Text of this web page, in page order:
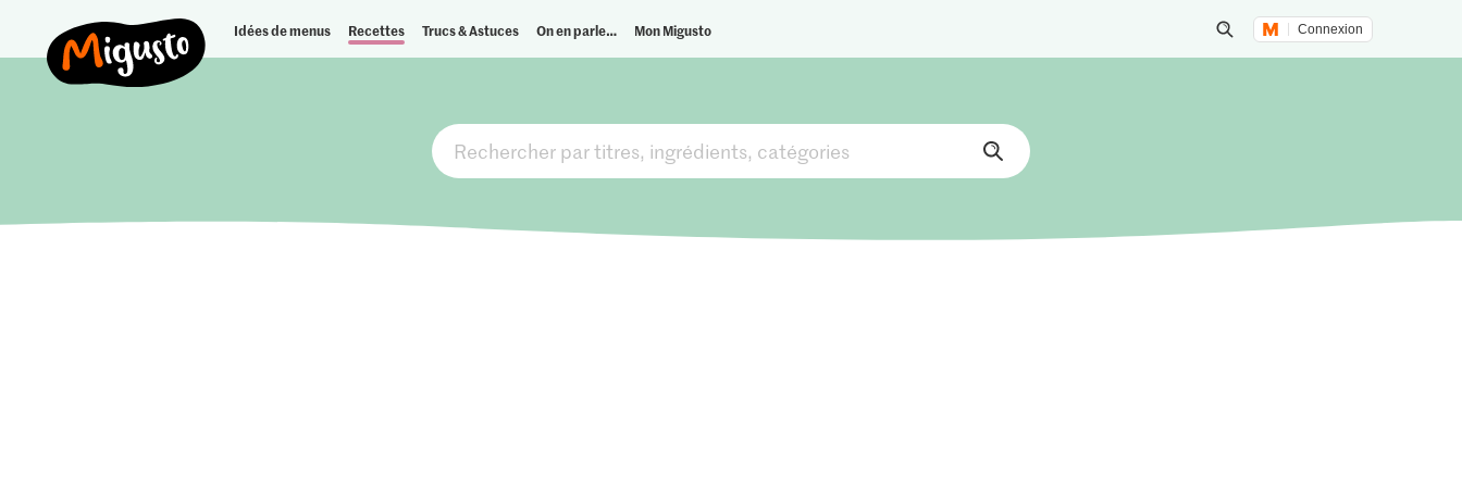
Idées de menus Recettes Trucs & Astuces On en parle… Mon Migusto
Lancer une recherche
Connexion